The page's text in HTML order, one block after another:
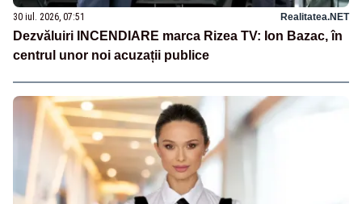
30 iul. 2026, 07:51 Realitatea.NET
Dezvăluiri INCENDIARE marca Rizea TV: Ion Bazac, în
centrul unor noi acuzații publice